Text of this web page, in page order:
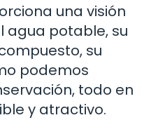
una visión
agua potable, su
su
podemos
todo en
y atractivo.